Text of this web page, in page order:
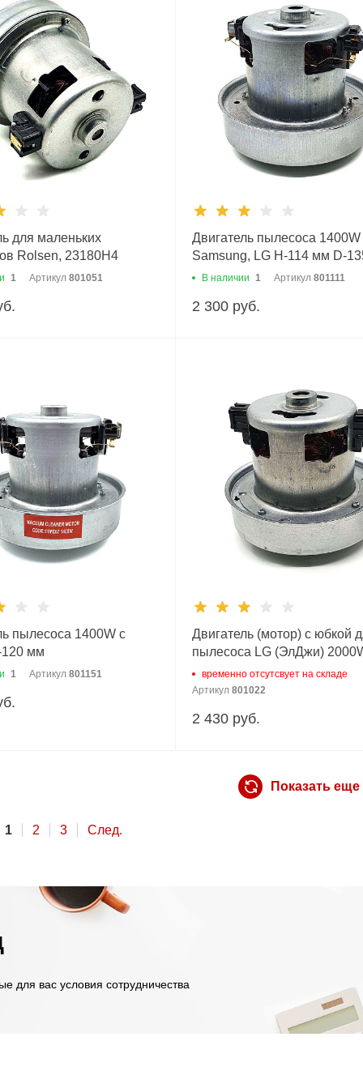
для маленьких
Rolsen, 23180H4
107 мм D-106,5мм
1 Артикул 801051
Двигатель пылесоса 1400W
Samsung, LG H-114 мм D-
В наличии 1 Артикул801111
2 300 руб.
пылесоса 1400W c
мм
1 Артикул 801151
Двигатель (мотор) с юбкой
пылесоса LG (ЭлДжи)
116временно отсутсвует на складе
Артикул801022
2 430 руб.
Показать еще
1 2 3 След.
для вас условия сотрудничества